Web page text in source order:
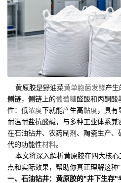
黄原胶是野油菜黄单胞菌发酵产生
侧链，侧链上的葡萄糖醛酸和丙酮酸
性：低浓度下就能产生高黏度，具有
耐温耐盐抗酸碱，与多种工业体系
在石油钻井、农药制剂、陶瓷生产
代的功能性材料。
本文将深入解析黄原胶在四大核心
点和实际效果，帮助你真正理解这种
一、石油钻井：黄原胶的"井下生存"